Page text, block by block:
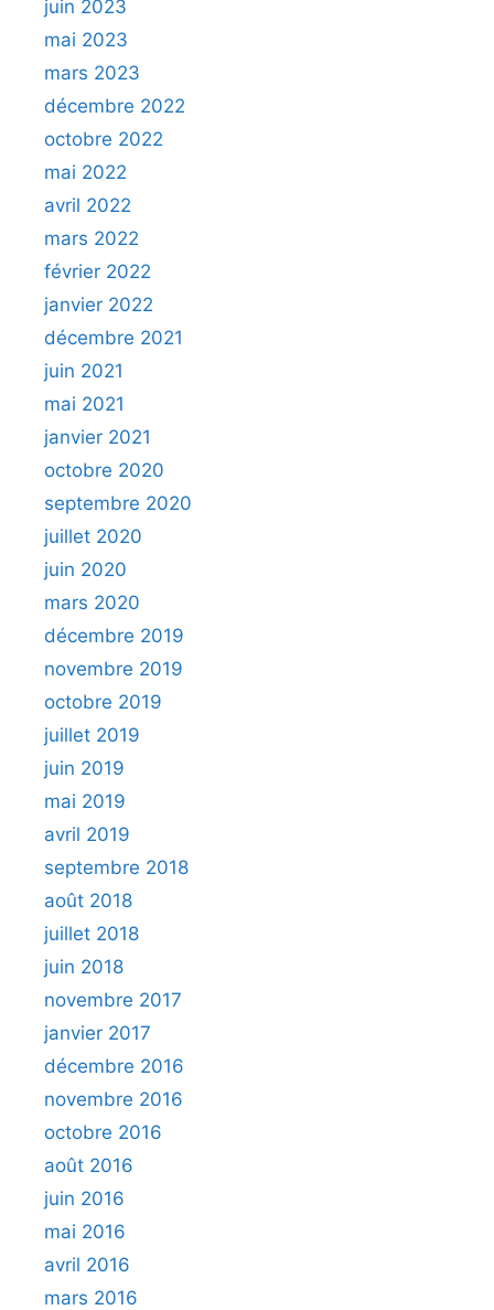
juin 2023
mai 2023
mars 2023
décembre 2022
octobre 2022
mai 2022
avril 2022
mars 2022
février 2022
janvier 2022
décembre 2021
juin 2021
mai 2021
janvier 2021
octobre 2020
septembre 2020
juillet 2020
juin 2020
mars 2020
décembre 2019
novembre 2019
octobre 2019
juillet 2019
juin 2019
mai 2019
avril 2019
septembre 2018
août 2018
juillet 2018
juin 2018
novembre 2017
janvier 2017
décembre 2016
novembre 2016
octobre 2016
août 2016
juin 2016
mai 2016
avril 2016
mars 2016